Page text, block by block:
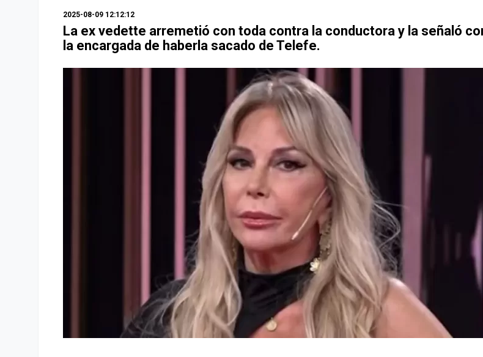
2025-08-09 12:12:12
La ex vedette arremetió con toda contra la conductora y la señaló
la encargada de haberla sacado de Telefe.